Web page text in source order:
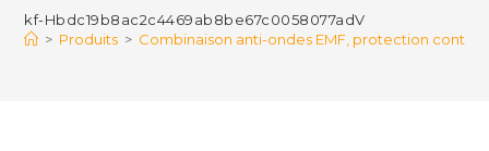
kf-Hbdc19b8ac2c4469ab8be67c0058077adV
> Produits > Combinaison anti-ondes EMF, protection